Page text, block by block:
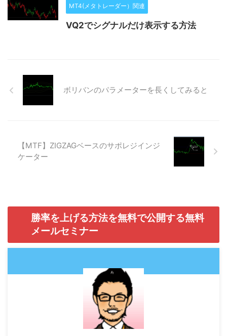
MT4(メタトレーダー）関連
VQ2でシグナルだけ表示する方法
ボリバンのパラメーターを長くしてみると
【MTF】ZIGZAGベースのサポレジインジ
ケーター
勝率を上げる方法を無料で公開する無料
メールセミナー